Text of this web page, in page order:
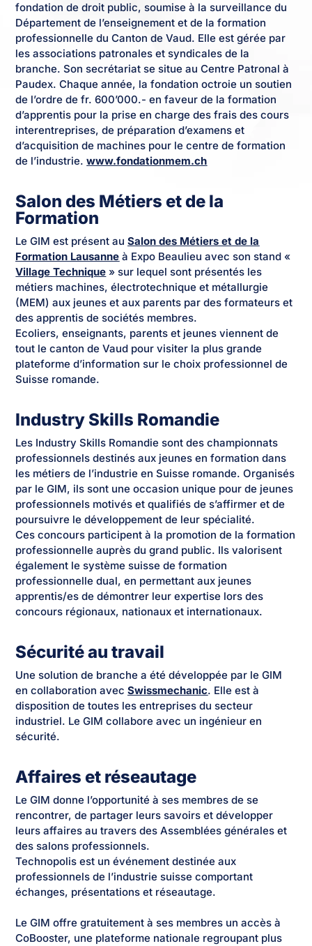
fondation de droit public, soumise à la surveillance du
Département de l’enseignement et de la formation
professionnelle du Canton de Vaud. Elle est gérée par
les associations patronales et syndicales de la
branche. Son secrétariat se situe au Centre Patronal à
Paudex. Chaque année, la fondation octroie un soutien
de l’ordre de fr. 600’000.- en faveur de la formation
d’apprentis pour la prise en charge des frais des cours
interentreprises, de préparation d’examens et
d’acquisition de machines pour le centre de formation
de l’industrie.www.fondationmem.ch
Salon des Métiers et de la
Formation
Le GIM est présent auSalon des Métiers et de la
Formation Lausanne à Expo Beaulieu avec son stand «
Village Technique » sur lequel sont présentés les
métiers machines, électrotechnique et métallurgie
(MEM) aux jeunes et aux parents par des formateurs et
des apprentis de sociétés membres.
Ecoliers, enseignants, parents et jeunes viennent de
tout le canton de Vaud pour visiter la plus grande
plateforme d’information sur le choix professionnel de
Suisse romande.
Industry Skills Romandie
Les Industry Skills Romandie sont des championnats
professionnels destinés aux jeunes en formation dans
les métiers de l’industrie en Suisse romande. Organisés
par le GIM, ils sont une occasion unique pour de jeunes
professionnels motivés et qualifiés de s’affirmer et de
poursuivre le développement de leur spécialité.
Ces concours participent à la promotion de la formation
professionnelle auprès du grand public. Ils valorisent
également le système suisse de formation
professionnelle dual, en permettant aux jeunes
apprentis/es de démontrer leur expertise lors des
concours régionaux, nationaux et internationaux.
Sécurité au travail
Une solution de branche a été développée par le GIM
en collaboration avecSwissmechanic. Elle est à
disposition de toutes les entreprises du secteur
industriel. Le GIM collabore avec un ingénieur en
sécurité.
Affaires et réseautage
Le GIM donne l’opportunité à ses membres de se
rencontrer, de partager leurs savoirs et développer
leurs affaires au travers des Assemblées générales et
des salons professionnels.
Technopolis est un événement destinée aux
professionnels de l’industrie suisse comportant
échanges, présentations et réseautage.
Le GIM offre gratuitement à ses membres un accès à
CoBooster, une plateforme nationale regroupant plus